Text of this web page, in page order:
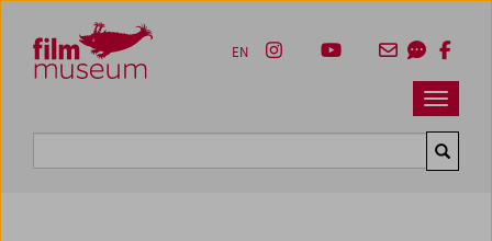
Zum Inhalt
Zum Hauptmenü
Zur Servicenavigation
Zum Suche
Navbar
EN